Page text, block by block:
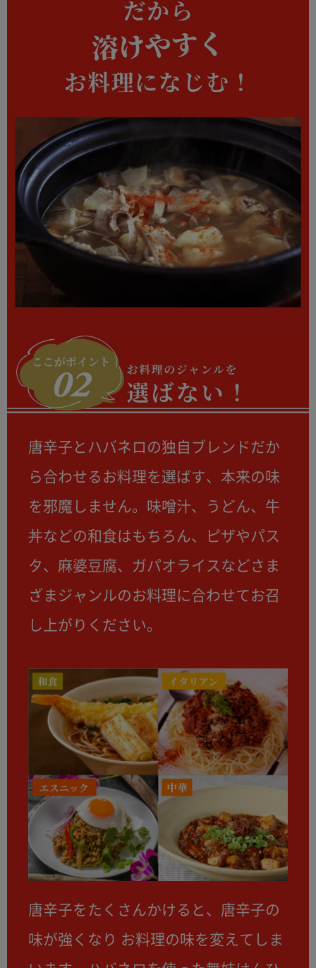
唐辛子とハバネロの独自ブレンドだか
ら合わせるお料理を選ばす、本来の味
を邪魔しません。味噌汁、うどん、牛
丼などの和食はもちろん、ピザやパス
タ、麻婆豆腐、ガパオライスなどさま
ざまジャンルのお料理に合わせてお召
し上がりください。
唐辛子をたくさんかけると、唐辛子の
味が強くなり お料理の味を変えてしま